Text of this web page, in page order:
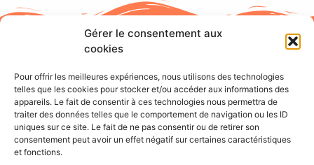
Gérer le consentement aux
cookies
Pour offrir les meilleures expériences, nous utilisons des technologies
telles que les cookies pour stocker et/ou accéder aux informations des
appareils. Le fait de consentir à ces technologies nous permettra de
traiter des données telles que le comportement de navigation ou les ID
uniques sur ce site. Le fait de ne pas consentir ou de retirer son
consentement peut avoir un effet négatif sur certaines caractéristiques
et fonctions.
Le Golf des Sables d’Olonne
Découvrez l’essence même du golf : passion,
gastronomie et hébergement réunis au Golf des
Sables d’Olonne en Vendée.